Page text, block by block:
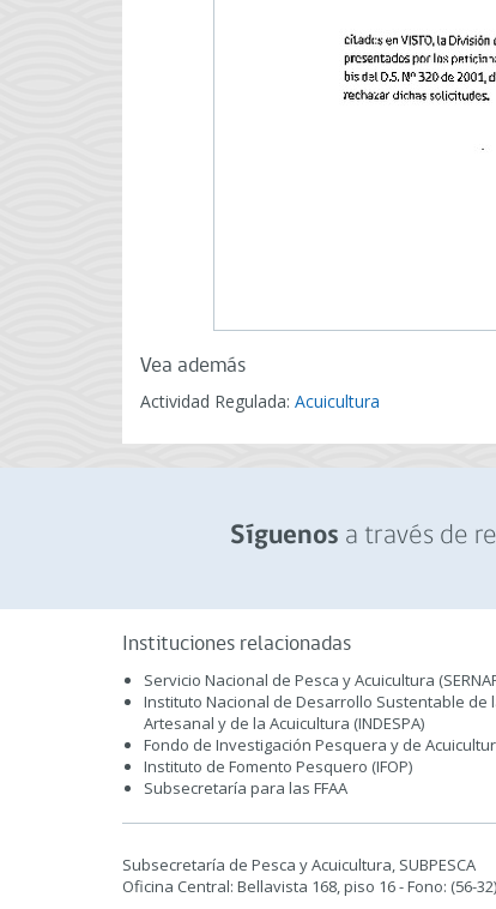
Vea además
Actividad Regulada: Acuicultura
Síguenos a través de
Instituciones relacionadas
Servicio Nacional de Pesca y Acuicultura
Instituto Nacional de Desarrollo Sustentable de
Artesanal y de la Acuicultura (INDESPA)
Fondo de Investigación Pesquera y de
Instituto de Fomento Pesquero (IFOP)
Subsecretaría para las FFAA
Subsecretaría de Pesca y Acuicultura, SUBPESCA
Oficina Central: Bellavista 168, piso 16 - Fono: (56-